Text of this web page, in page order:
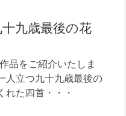
九歳最後の花
品をご紹介いたしま
立つ九十九歳最後の
た四首・・・